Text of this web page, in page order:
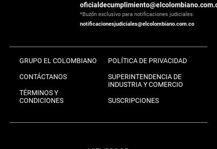
*Buzón exclusivo para notificaciones judiciales:
notificacionesjudiciales@elcolombiano.com.co
GRUPO EL COLOMBIANO
CONTÁCTANOS
TÉRMINOS Y
CONDICIONES
POLÍTICA DE PRIVACIDAD
SUPERINTENDENCIA DE
INDUSTRIA Y COMERCIO
SUSCRIPCIONES